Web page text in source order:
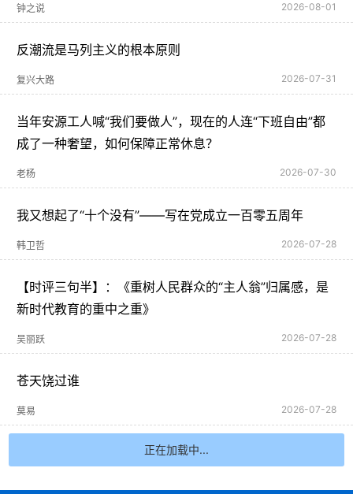
钟之说 2026-08-01
反潮流是马列主义的根本原则
复兴大路 2026-07-31
当年安源工人喊“我们要做人”，现在的人连“下班自由”都
成了一种奢望，如何保障正常休息？
老杨 2026-07-30
我又想起了“十个没有”——写在党成立一百零五周年
韩卫哲 2026-07-28
【时评三句半】：《重树人民群众的“主人翁”归属感，是
新时代教育的重中之重》
吴丽跃 2026-07-28
苍天饶过谁
莫易 2026-07-28
正在加载中...